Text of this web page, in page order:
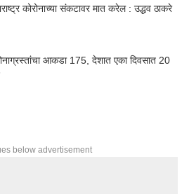
कोरोनाच्या संकटावर मात करेल : उद्धव ठाकरे
आकडा 175, देशात एका दिवसात 20
below advertisement